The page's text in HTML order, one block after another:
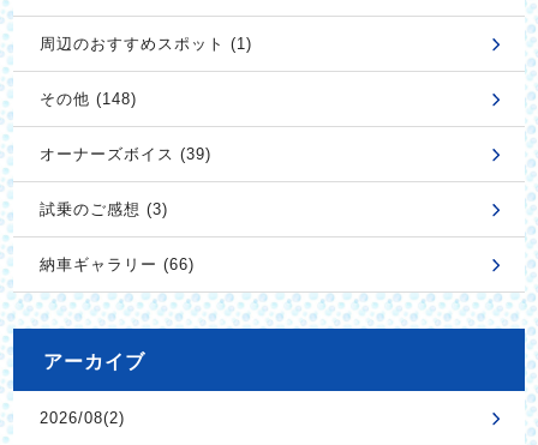
周辺のおすすめスポット (1)
その他 (148)
オーナーズボイス (39)
試乗のご感想 (3)
納車ギャラリー (66)
アーカイブ
2026/08(2)